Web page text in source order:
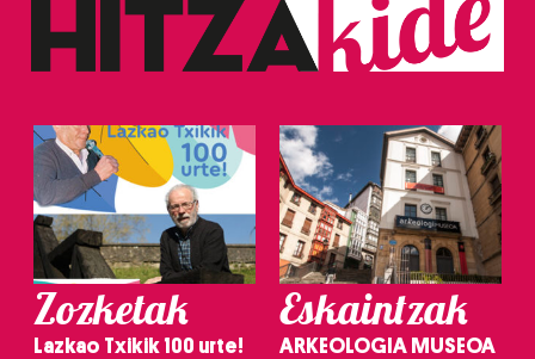
Zozketak
Lazkao Txikik 100 urte!
Eskaintzak
ARKEOLOGIA MUSEOA